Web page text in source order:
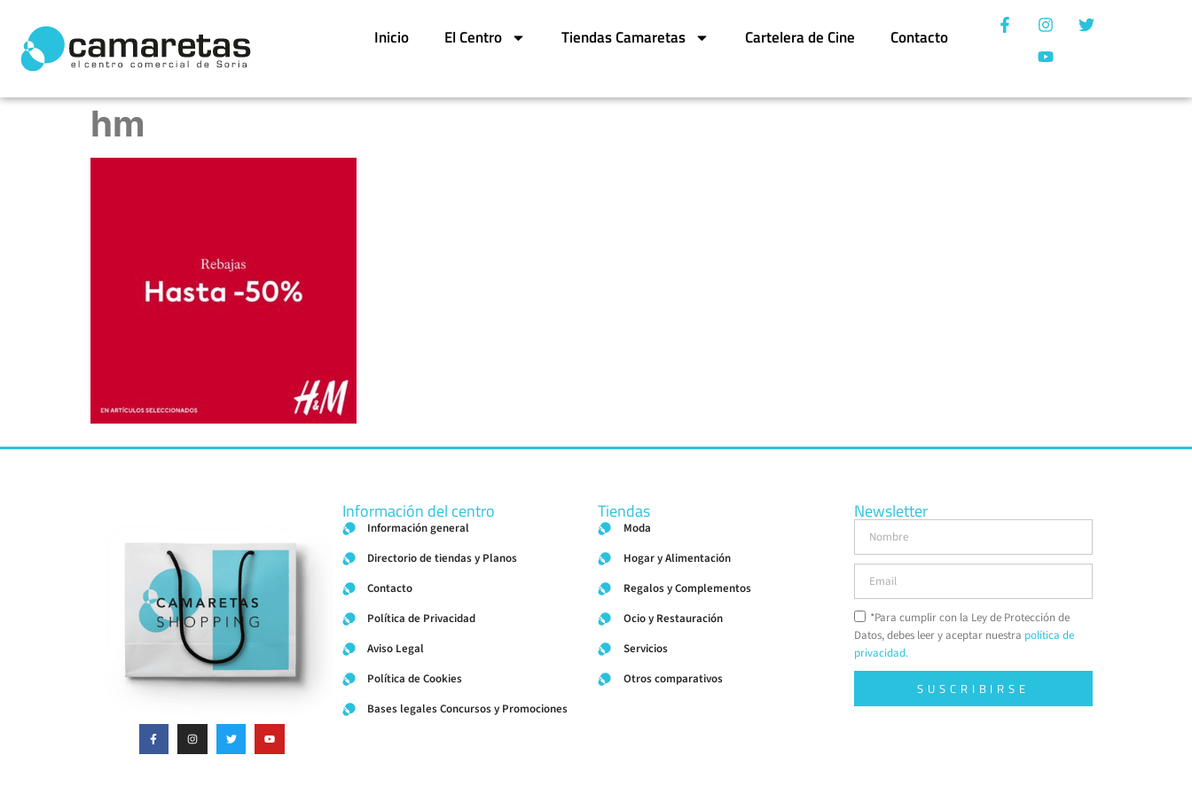
Inicio El Centro Tiendas Camaretas Cartelera de Cine Contacto
hm
Información del centro
Información general
Directorio de tiendas y Planos
Contacto
Política de Privacidad
Aviso Legal
Política de Cookies
Bases legales Concursos y Promociones
Tiendas
Moda
Hogar y Alimentación
Regalos y Complementos
Ocio y Restauración
Servicios
Otros comparativos
Newsletter
*Para cumplir con la Ley de Protección de
Datos, debes leer y aceptar nuestra política de
privacidad.
SUSCRIBIRSE